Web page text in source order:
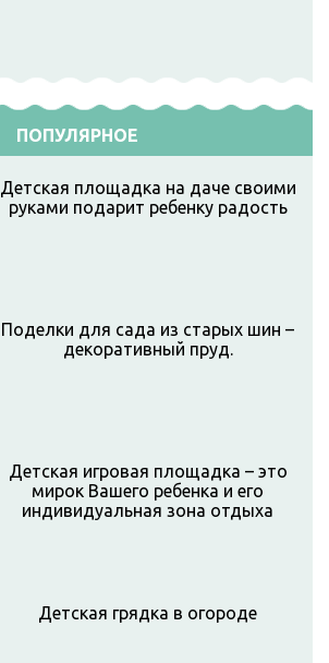
ПОПУЛЯРНОЕ
Детская площадка на даче своими
руками подарит ребенку радость
Поделки для сада из старых шин –
декоративный пруд.
Детская игровая площадка – это
мирок Вашего ребенка и его
индивидуальная зона отдыха
Детская грядка в огороде